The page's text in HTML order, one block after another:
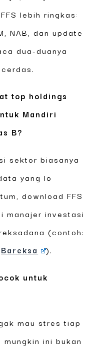
lebih ringkas:
NAB, dan update
dua-duanya
top holdings
Mandiri
B?
sektor biasanya
yang lo
download FFS
manajer investasi
(contoh:
Bareksa ).
untuk
mau stres tiap
ini bukan